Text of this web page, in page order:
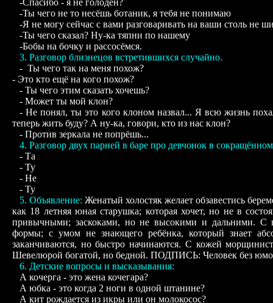
-Спасибо - я не голоден?
-Ты чего не то несёшь ботаник, я тебя не понимаю
-Я не могу сейчас с вами разговаривать на ваши столь не
-Ты чего сказал? Ну-ка тяпни по нашему
-Бобы на бочку и рассосёмся.
3. Разговор близнецов встретившихся случайно.
- Ты чего так на меня похож?
- Это кто ещё на кого похож?
- Ты чего этим сказать хочешь?
- Может ты мой клон?
- Не понял, ты это кого клоном назвал... Я всю жизнь
теперь жить буду? А ну-ка, говори, кто из нас клон?
- Против зеркала не попрёшь...
4. Разговор двух парней в баре про девчонок в
- Та
- Ту
- Не
- Ту
5. Объявление: Женатый холостяк желает обзавестись
как 18 летняя юная старушка; которая хочет, но не в
привычными; заскоками, но не высокими и дальними. С
формы; с умом не знающего ребёнка, который знает
заканчиваются, но быстро начинаются. С кожей
Шевелюрой богатой, но бедной. ПОДПИСЬ: Человек без
6. Детские вопросы и высказывания:
А кочерга - это жена кочегара?
А юбка - это когда 2 ноги в одной штанине?
А кит рождается из икры или он молокосос?